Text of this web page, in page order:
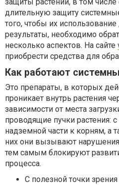
защиты растений, в том
длительную защиту
того, чтобы их
результаты, необходимо
несколько аспектов. На сайте
приобрести средства для
Как работают
Это препараты, в которых
проникает внутрь растения
зависимости от места
проводящие пучки растения:
надземной части к корням, а
них они вызывают нарушения
тем самым блокируют
процесса.
С полезной точки